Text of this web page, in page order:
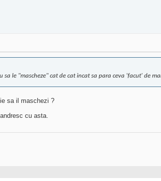
le "mascheze" cat de cat incat sa para ceva 'facut' de
sa il maschezi ?
cu asta.